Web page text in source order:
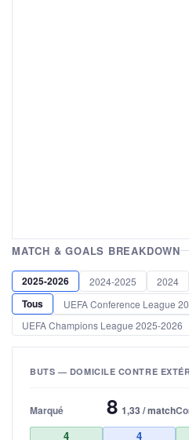
MATCH & GOALS BREAKDOWN
2025-2026 2024-2025 2024
Tous
UEFA Conference League
UEFA Champions League 2025-2026
BUTS — DOMICILE CONTRE
Marqué 8 1,33 / match
4 4